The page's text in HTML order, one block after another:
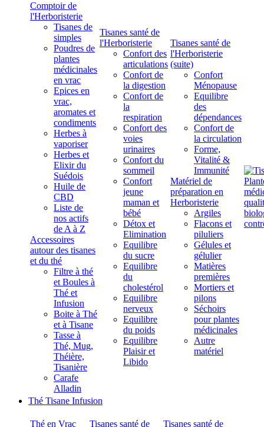
Comptoir de
l'Herboristerie
Tisanes de
simples
Poudres de
plantes
médicinales
en vrac
Epices en
vrac,
aromates et
condiments
Herbes à
vaporiser
Herbes et
Elixir du
Suédois
Huile de
CBD
Liste de
nos actifs
de A à Z
Accessoires
autour des tisanes
et du thé
Filtre à thé
et Boules à
Thé et
Infusion
Boite à Thé
et à Tisane
Tasse à
Thé, Mug,
Théière,
Tisanière
Carafe
Alladin
Tisanes santé de
l'Herboristerie
Confort des
articulations
Confort de
la digestion
Confort de
la
respiration
Confort des
voies
urinaires
Confort du
sommeil
Confort
jeune
maman et
bébé
Détox et
Elimination
Equilibre
du sucre
Equilibre
du
cholestérol
Equilibre
nerveux
Equilibre
du poids
Equilibre
Plaisir et
Libido
Tisanes santé de
l'Herboristerie
(suite)
Confort
Ménopause
Equilibre
des
dépendances
Confort de
la circulation
Forme,
Vitalité &
Immunité
Matériel de
préparation en
Herboristerie
Argiles
Flacons et
piluliers
Gélules et
gélulier
Matières
premières
Mortiers et
pilons
Séchoirs
pour plantes
médicinales
Autre
matériel
Thé Tisane Infusion
Thé en Vrac
Tisanes santé de
Tisanes santé de